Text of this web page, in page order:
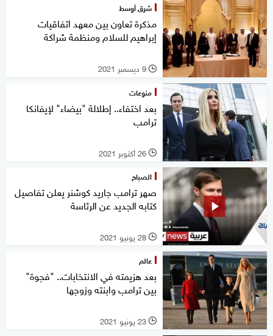
شرق أوسط
مذكرة تعاون بين معهد اتفاقيات
إبراهيم للسلام ومنظمة شراكة
l 9 ديسمبر 2021
منوعات
بعد اختفاء.. إطلالة "بيضاء" لإيفانكا
ترامب
l 26 أكتوبر 2021
الصباح
صهر ترامب جاريد كوشنر يعلن تفاصيل
كتابه الجديد عن الرئاسة
l 28 يونيو 2021
عالم
بعد هزيمته في الانتخابات.. "فجوة"
بين ترامب وابنته وزوجها
l 23 يونيو 2021